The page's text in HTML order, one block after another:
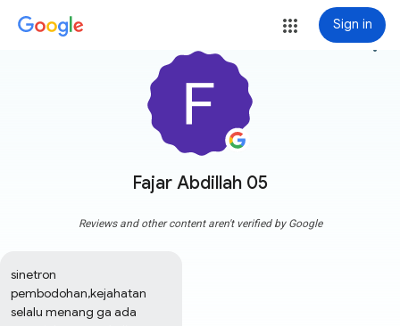
Sign in
Fajar Abdillah 05
more_vert
Reviews and other content aren't verified by Google
sinetron
pembodohan,kejahatan
selalu menang ga ada